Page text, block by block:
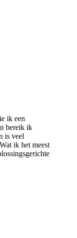
ik een
bereik ik
is veel
ik het meest